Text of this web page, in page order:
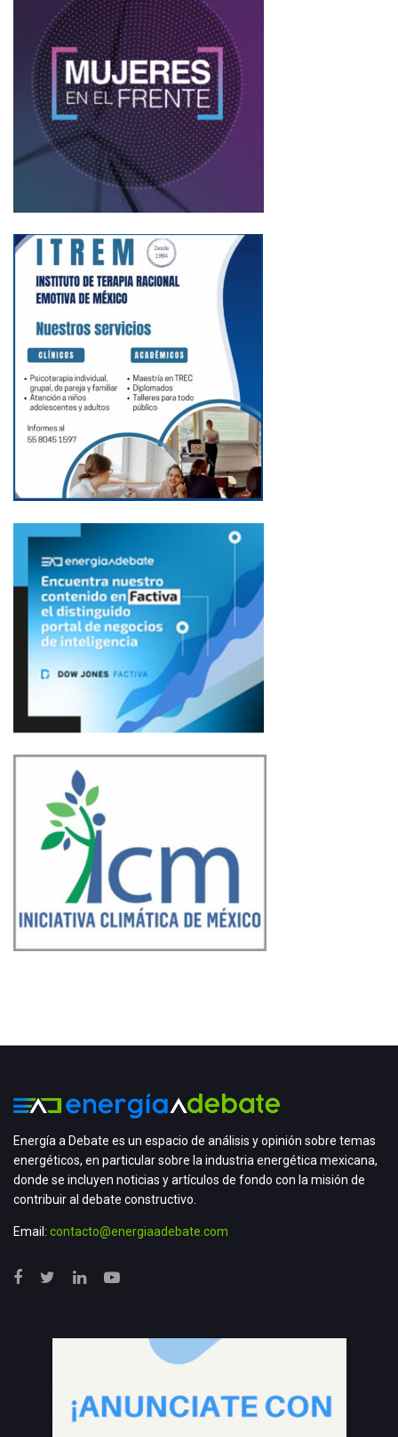
Energía a Debate es un espacio de análisis y opinión sobre temas
energéticos, en particular sobre la industria energética mexicana,
donde se incluyen noticias y artículos de fondo con la misión de
contribuir al debate constructivo.
Email: contacto@energiaadebate.com